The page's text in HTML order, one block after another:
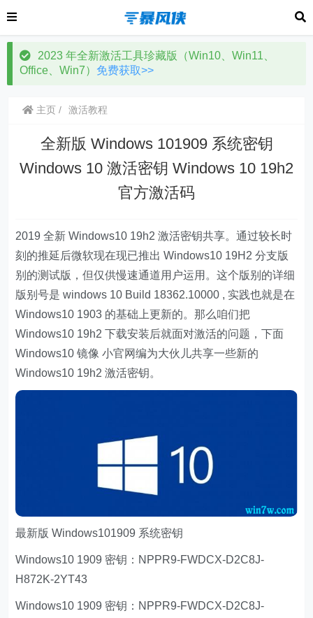
2023 年全新激活工具珍藏版（Win10、Win11、
Office、Win7） 免费获取>>
主页 激活教程
全新版 Windows 101909 系统密钥
Windows 10 激活密钥 Windows 10 19h2
官方激活码
2019 全新 Windows10 19h2 激活密钥共享。通过较长时
刻的推延后微软现在现已推出 Windows10 19H2 分支版
别的测试版，但仅供慢速通道用户运用。这个版别的详细
版别号是 windows 10 Build 18362.10000 , 实践也就是在
Windows10 1903 的基础上更新的。那么咱们把
Windows10 19h2 下载安装后就面对激活的问题，下面
Windows10 镜像 小官网编为大伙儿共享一些新的
Windows10 19h2 激活密钥。
最新版 Windows101909 系统密钥
Windows10 1909 密钥：NPPR9-FWDCX-D2C8J-
H872K-2YT43
Windows10 1909 密钥：NPPR9-FWDCX-D2C8J-